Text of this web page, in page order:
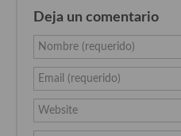
Legumbres y cereales
Cuscús
Huevos
Deja un comentario
Nombre (requerido)
Email (requerido)
Website